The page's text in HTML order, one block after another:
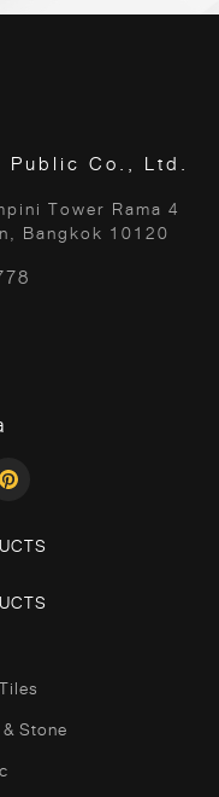
Public Co., Ltd.
Tower Rama 4
Bangkok 10120
Stone